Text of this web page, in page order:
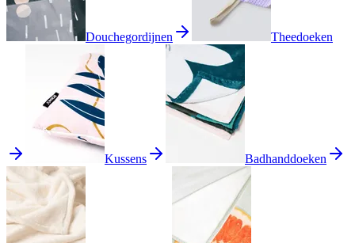
Douchegordijnen Theedoeken
Kussens Badhanddoeken